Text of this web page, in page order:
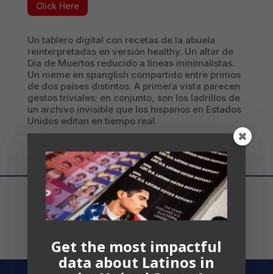
Click Here
Un tablero digital con recetas de la abuela
reinterpretadas en versión healthy. Un altar de
Día de Muertos reducido a líneas minimalistas.
Un meme en spanglish compartido entre primos
de dos países distintos. A primera vista parecen
gestos triviales; en conjunto, son los ladrillos de
un archivo invisible que los hispanos en Estados
Unidos editan en tiempo real.
Get the most impactful
data about Latinos in